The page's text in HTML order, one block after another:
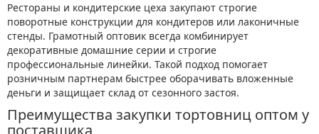
Рестораны и кондитерские цеха закупают строгие
поворотные конструкции для кондитеров или лаконичные
стенды. Грамотный оптовик всегда комбинирует
декоративные домашние серии и строгие
профессиональные линейки. Такой подход помогает
розничным партнерам быстрее оборачивать вложенные
деньги и защищает склад от сезонного застоя.
Преимущества закупки тортовниц оптом у